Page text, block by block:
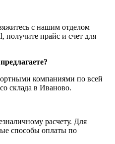
с нашим отделом
получите прайс и счет для
компаниями по всей
склада в Иваново.
расчету. Для
способы оплаты по